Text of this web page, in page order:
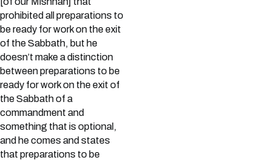
prohibited all preparations to
be ready for work on the exit
of the Sabbath, but he
doesn’t make a distinction
between preparations to be
ready for work on the exit of
the Sabbath of a
commandment and
something that is optional,
and he comes and states
that preparations to be